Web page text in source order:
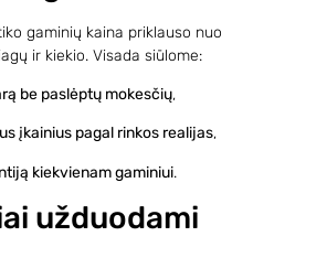
gaminių kaina priklauso nuo
ir kiekio. Visada siūlome:
be paslėptų mokesčių,
įkainius pagal rinkos realijas,
kiekvienam gaminiui.
užduodami